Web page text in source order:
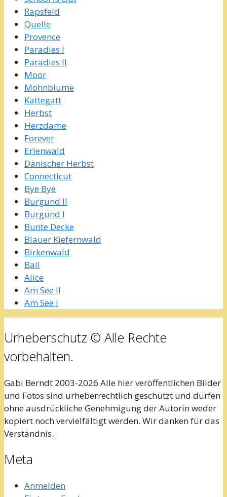
Rapsfeld
Quelle
Provence
Paradies I
Paradies II
Moor
Mohnblume
Kattegatt
Herbst
Herzdame
Forever
Erlenwald
Dänischer Herbst
Connecticut
Bye Bye
Burgund II
Burgund I
Bunte Decke
Blauer Kiefernwald
Birkenwald
Ball
Alice
Am See II
Am See I
Urheberschutz © Alle Rechte
vorbehalten.
Gabi Berndt 2003-2026 Alle hier veröffentlichen Bilder
und Fotos sind urheberrechtlich geschützt und dürfen
ohne ausdrückliche Genehmigung der Autorin weder
kopiert noch vervielfältigt werden. Wir danken für das
Verständnis.
Meta
Anmelden